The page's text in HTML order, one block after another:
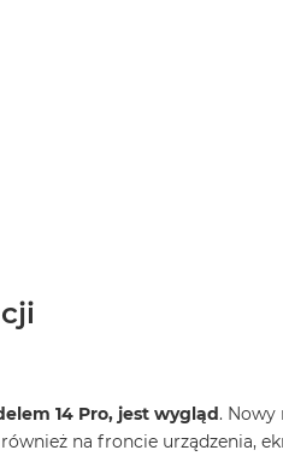
14 Pro, jest wygląd. Nowy
na froncie urządzenia,